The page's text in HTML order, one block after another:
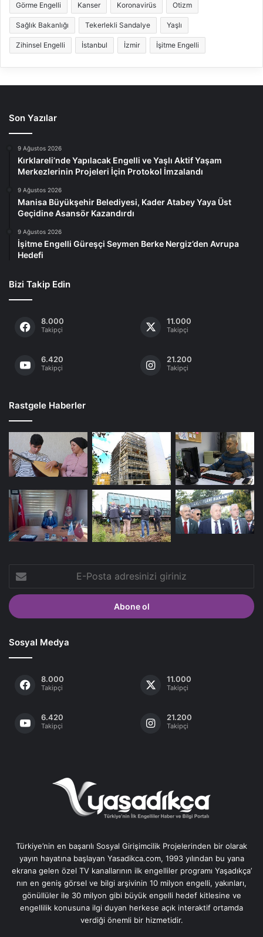
Görme Engelli Kanser Koronavirüs Otizm
Sağlık Bakanlığı Tekerlekli Sandalye Yaşlı
Zihinsel Engelli İstanbul İzmir İşitme Engelli
Son Yazılar
9 Ağustos 2026
Kırklareli’nde Yapılacak Engelli ve Yaşlı Aktif Yaşam
Merkezlerinin Projeleri İçin Protokol İmzalandı
9 Ağustos 2026
Manisa Büyükşehir Belediyesi, Kader Atabey Yaya Üst
Geçidine Asansör Kazandırdı
9 Ağustos 2026
İşitme Engelli Güreşçi Seymen Berke Nergiz’den Avrupa
Hedefi
Bizi Takip Edin
8.000
Takipçi
11.000
Takipçi
6.420
Takipçi
21.200
Takipçi
Rastgele Haberler
Posta
adresinizi
giriniz
Sosyal Medya
8.000
Takipçi
11.000
Takipçi
6.420
Takipçi
21.200
Takipçi
Türkiye’nin en başarılı Sosyal Girişimcilik Projelerinden bir olarak
yayın hayatına başlayan Yasadikca.com, 1993 yılından bu yana
ekrana gelen özel TV kanallarının ilk engelliler programı Yaşadıkça’
nın en geniş görsel ve bilgi arşivinin 10 milyon engelli, yakınları,
gönüllüler ile 30 milyon gibi büyük engelli hedef kitlesine ve
engellilik konusuna ilgi duyan herkese açık interaktif ortamda
verdiği önemli bir hizmetidir.